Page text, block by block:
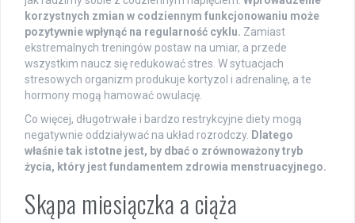
korzystnych zmian w codziennym funkcjonowaniu może
pozytywnie wpłynąć na regularność cyklu. Zamiast
ekstremalnych treningów postaw na umiar, a przede
wszystkim naucz się redukować stres. W sytuacjach
stresowych organizm produkuje kortyzol i adrenalinę, a te
hormony mogą hamować owulację.
Co więcej, długotrwałe i bardzo restrykcyjne diety mogą
negatywnie oddziaływać na układ rozrodczy. Dlatego
właśnie tak istotne jest, by dbać o zrównoważony tryb
życia, który jest fundamentem zdrowia menstruacyjnego.
Skąpa miesiączka a ciąża